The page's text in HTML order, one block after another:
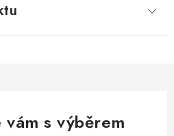
vám s výběrem